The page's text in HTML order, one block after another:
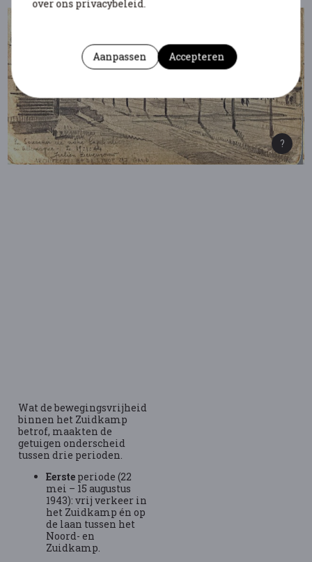
Wat de bewegingsvrijheid
binnen het Zuidkamp
betrof, maakten de
getuigen onderscheid
tussen drie perioden.
Eerste periode (22
mei – 15 augustus
1943): vrij verkeer in
het Zuidkamp én op
de laan tussen het
Noord- en
Zuidkamp.
over ons privacybeleid.
Aanpassen Accepteren